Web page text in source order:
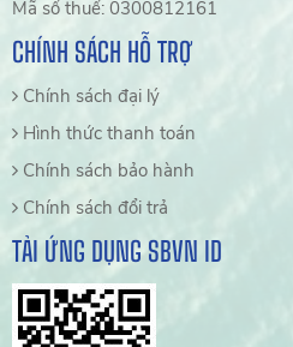
Mã số thuế: 0300812161
CHÍNH SÁCH HỖ TRỢ
Chính sách đại lý
Hình thức thanh toán
Chính sách bảo hành
Chính sách đổi trả
TẢI ỨNG DỤNG SBVN ID